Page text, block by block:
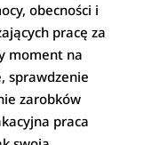
obecności i
pracę za
moment na
sprawdzenie
zarobków
praca